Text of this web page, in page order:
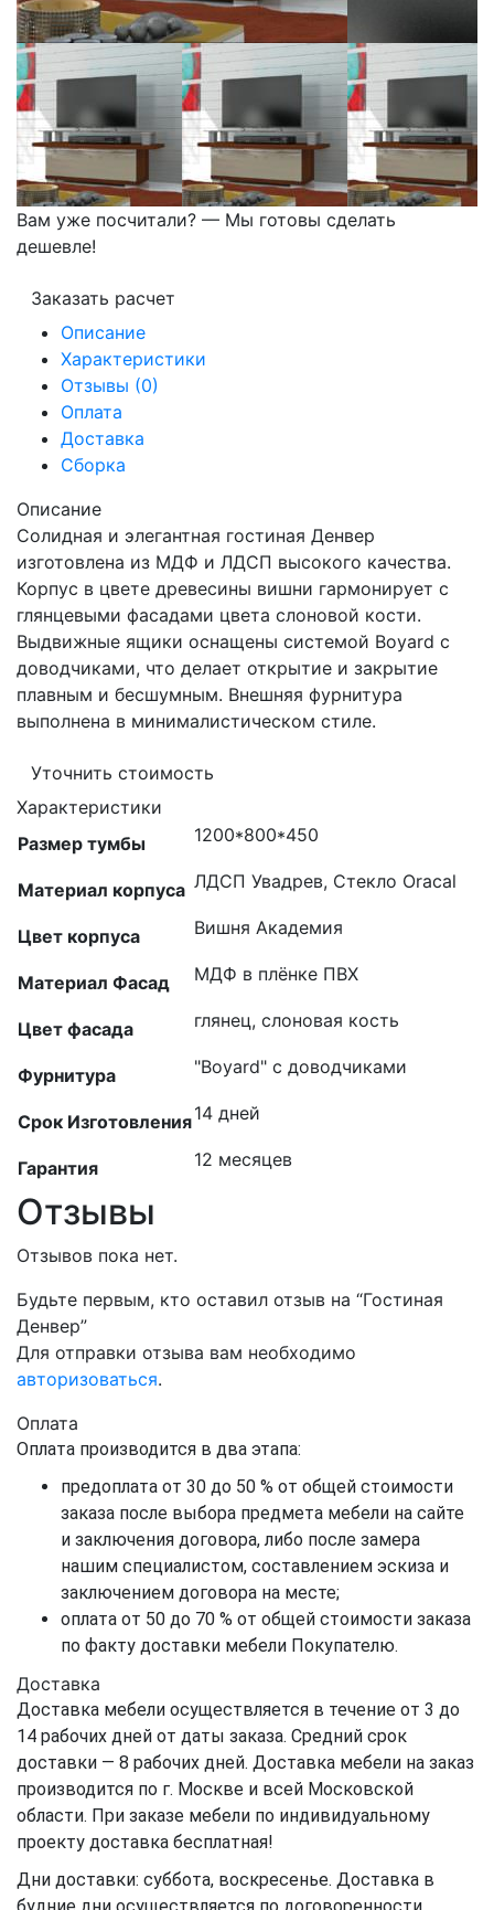
Вам уже посчитали? — Мы готовы сделать
дешевле!
Заказать расчет
Описание
Характеристики
Отзывы (0)
Оплата
Доставка
Сборка
Описание
Солидная и элегантная гостиная Денвер
изготовлена из МДФ и ЛДСП высокого качества.
Корпус в цвете древесины вишни гармонирует с
глянцевыми фасадами цвета слоновой кости.
Выдвижные ящики оснащены системой Boyard с
доводчиками, что делает открытие и закрытие
плавным и бесшумным. Внешняя фурнитура
выполнена в минималистическом стиле.
Уточнить стоимость
Характеристики
Размер тумбы
1200*800*450
Материал корпуса ЛДСП Увадрев, Стекло Oracal
Цвет корпуса Вишня Академия
Материал Фасад МДФ в плёнке ПВХ
Цвет фасада глянец, слоновая кость
Фурнитура "Boyard" с доводчиками
Срок Изготовления14 дней
Гарантия 12 месяцев
Отзывы
Отзывов пока нет.
Будьте первым, кто оставил отзыв на “Гостиная
Денвер”
Для отправки отзыва вам необходимо
авторизоваться.
Оплата
Оплата производится в два этапа:
предоплата от 30 до 50 % от общей стоимости
заказа после выбора предмета мебели на сайте
и заключения договора, либо после замера
нашим специалистом, составлением эскиза и
заключением договора на месте;
оплата от 50 до 70 % от общей стоимости заказа
по факту доставки мебели Покупателю.
Доставка
Доставка мебели осуществляется в течение от 3 до
14 рабочих дней от даты заказа. Средний срок
доставки — 8 рабочих дней. Доставка мебели на заказ
производится по г. Москве и всей Московской
области. При заказе мебели по индивидуальному
проекту доставка бесплатная!
Дни доставки: суббота, воскресенье. Доставка в